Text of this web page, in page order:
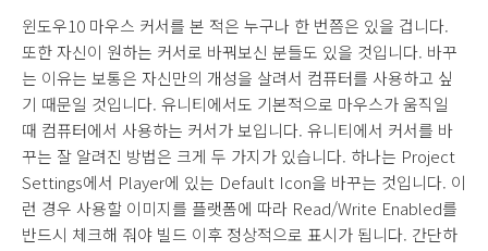
윈도우10 마우스 커서를 본 적은 누구나 한 번쯤은 있을 겁니다.
또한 자신이 원하는 커서로 바꿔보신 분들도 있을 것입니다. 바꾸
는 이유는 보통은 자신만의 개성을 살려서 컴퓨터를 사용하고 싶
기 때문일 것입니다. 유니티에서도 기본적으로 마우스가 움직일
때 컴퓨터에서 사용하는 커서가 보입니다. 유니티에서 커서를 바
꾸는 잘 알려진 방법은 크게 두 가지가 있습니다. 하나는 Project
Settings에서 Player에 있는 Default Icon을 바꾸는 것입니다. 이
런 경우 사용할 이미지를 플랫폼에 따라 Read/Write Enabled를
반드시 체크해 줘야 빌드 이후 정상적으로 표시가 됩니다. 간단하